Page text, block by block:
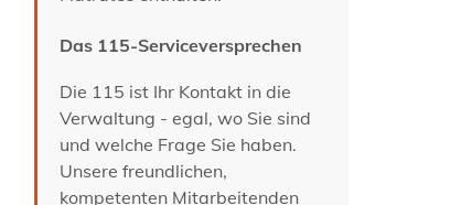
Das 115-Serviceversprechen
Die 115 ist Ihr Kontakt in die
Verwaltung - egal, wo Sie sind
und welche Frage Sie haben.
Unsere freundlichen,
kompetenten Mitarbeitenden